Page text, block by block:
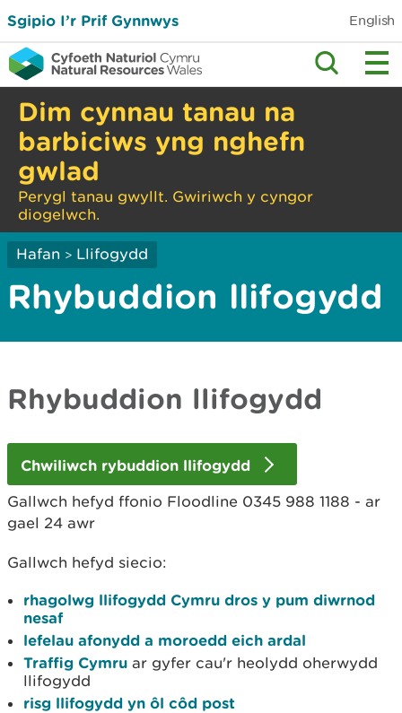
Sgipio I’r Prif Gynnwys English
Dim cynnau tanau na
barbiciws yng nghefn
gwlad
Perygl tanau gwyllt. Gwiriwch y cyngor
diogelwch.
Hafan > Llifogydd
Rhybuddion llifogydd
Rhybuddion llifogydd
Chwiliwch rybuddion llifogydd
Gallwch hefyd ffonio Floodline 0345 988 1188 - ar
gael 24 awr
Gallwch hefyd siecio:
rhagolwg llifogydd Cymru dros y pum diwrnod
nesaf
lefelau afonydd a moroedd eich ardal
Traffig Cymru ar gyfer cau'r heolydd oherwydd
llifogydd
risg llifogydd yn ôl côd post